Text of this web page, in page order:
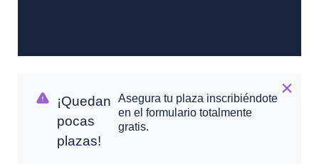
¡Quedan
pocas
plazas!
Asegura tu plaza inscribiéndote
en el formulario totalmente
gratis.